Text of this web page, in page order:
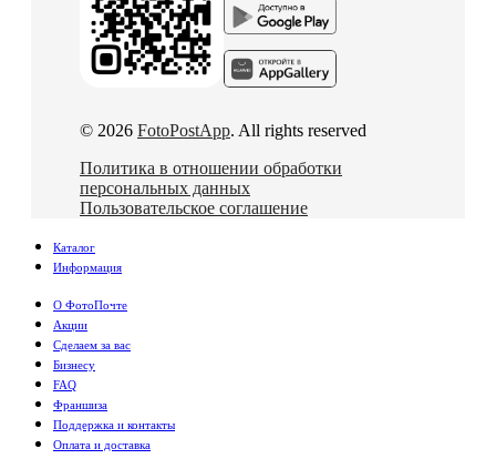
© 2026 FotoPostApp. All rights reserved
Политика в отношении обработки
персональных данных
Пользовательское соглашение
Каталог
Информация
О ФотоПочте
Акции
Сделаем за вас
Бизнесу
FAQ
Франшиза
Поддержка и контакты
Оплата и доставка